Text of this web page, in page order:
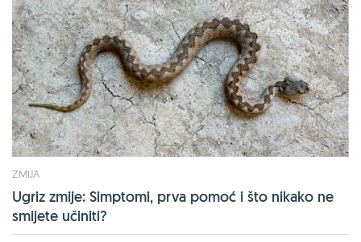
ZMIJA
Ugriz zmije: Simptomi, prva pomoć i što nikako ne
smijete učiniti?